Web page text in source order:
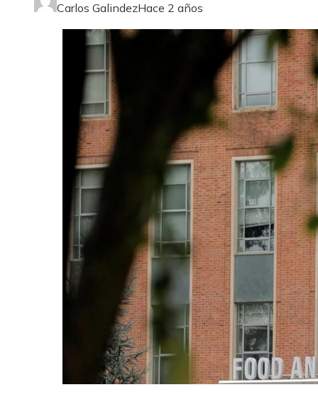
Carlos GalindezHace 2 años